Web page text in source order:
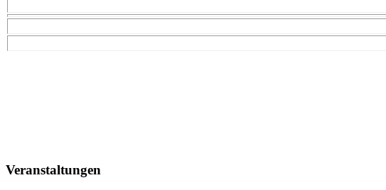
Veranstaltungen